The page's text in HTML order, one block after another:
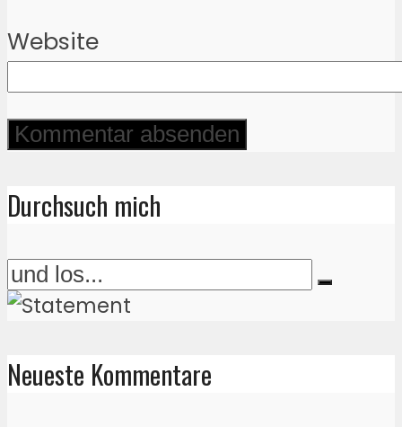
Website
Durchsuch mich
Neueste Kommentare